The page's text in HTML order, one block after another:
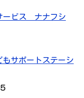
ービス ナナフシ
もサポートステーシ